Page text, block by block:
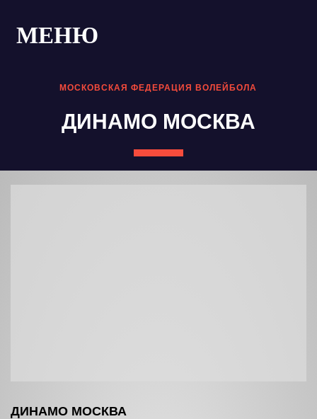
МЕНЮ
МОСКОВСКАЯ ФЕДЕРАЦИЯ ВОЛЕЙБОЛА
ДИНАМО МОСКВА
ДИНАМО МОСКВА